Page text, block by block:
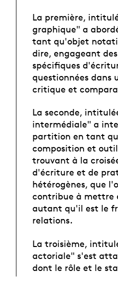
La première,
graphique" a
tant qu'objet
dire, engageant
spécifiques
questionnées dans
critique et
La seconde,
intermédiale" a
partition en tant
composition et
trouvant à la
d'écriture et de
hétérogènes, que
contribue à mettre
autant qu'il est le
relations.
La troisième,
actoriale" s'est
dont le rôle et le